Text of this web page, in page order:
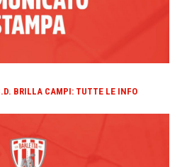
BRILLA CAMPI: TUTTE LE INFO